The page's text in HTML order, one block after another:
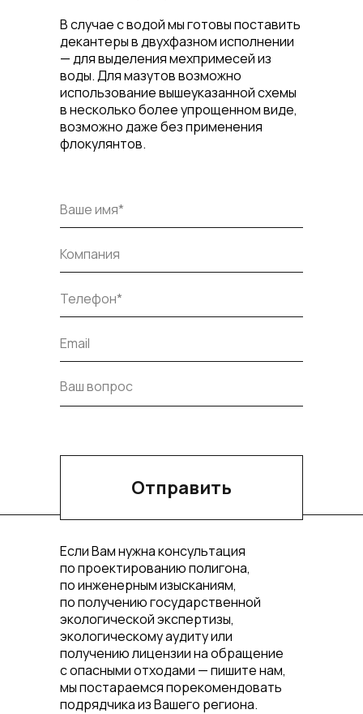
В случае с водой мы готовы поставить
декантеры в двухфазном исполнении
— для выделения мехпримесей из
воды. Для мазутов возможно
использование вышеуказанной схемы
в несколько более упрощенном виде,
возможно даже без применения
флокулянтов.
Отправить
Если Вам нужна консультация
по проектированию полигона,
по инженерным изысканиям,
по получению государственной
экологической экспертизы,
экологическому аудиту или
получению лицензии на обращение
с опасными отходами — пишите нам,
мы постараемся порекомендовать
подрядчика из Вашего региона.